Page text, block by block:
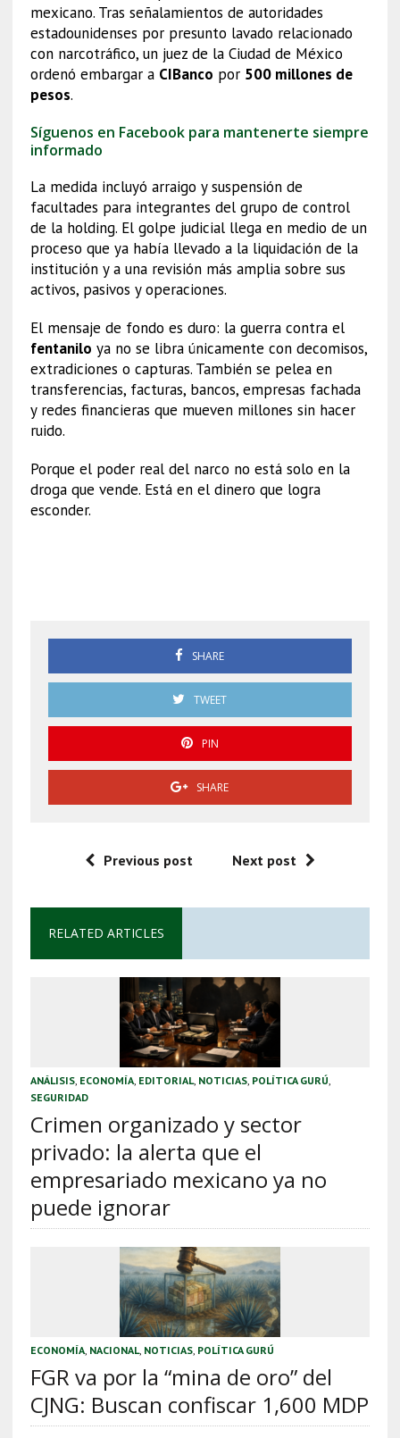
mexicano. Tras señalamientos de autoridades
estadounidenses por presunto lavado relacionado
con narcotráfico, un juez de la Ciudad de México
ordenó embargar a CIBanco por 500 millones de
pesos.
Síguenos en Facebook para mantenerte siempre
informado
La medida incluyó arraigo y suspensión de
facultades para integrantes del grupo de control
de la holding. El golpe judicial llega en medio de un
proceso que ya había llevado a la liquidación de la
institución y a una revisión más amplia sobre sus
activos, pasivos y operaciones.
El mensaje de fondo es duro: la guerra contra el
fentanilo ya no se libra únicamente con decomisos,
extradiciones o capturas. También se pelea en
transferencias, facturas, bancos, empresas fachada
y redes financieras que mueven millones sin hacer
ruido.
Porque el poder real del narco no está solo en la
droga que vende. Está en el dinero que logra
esconder.
SHARE
TWEET
PIN
SHARE
Previous post Next post
RELATED ARTICLES
ANÁLISIS, ECONOMÍA, EDITORIAL, NOTICIAS, POLÍTICA GURÚ
SEGURIDAD
Crimen organizado y sector
privado: la alerta que el
empresariado mexicano ya no
puede ignorar
ECONOMÍA, NACIONAL, NOTICIAS, POLÍTICA GURÚ
FGR va por la “mina de oro” del
CJNG: Buscan confiscar 1,600 MDP